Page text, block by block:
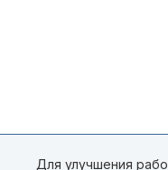
Для улучшения